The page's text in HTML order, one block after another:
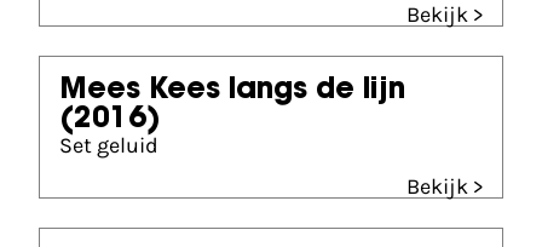
Bekijk >
Mees Kees langs de lijn
(2016)
Set geluid
Bekijk >